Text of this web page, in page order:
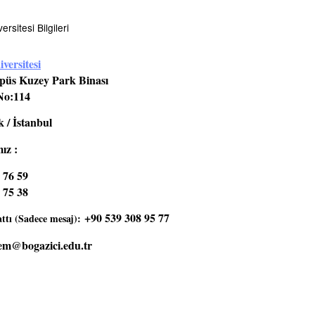
Bilgileri
Kuzey Park Binası
/ İstanbul
:
59
38
(Sadece mesaj): +90 539 308 95 77